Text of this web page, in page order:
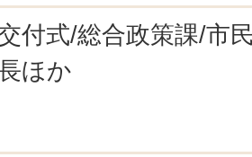
付式/総合政策課/市
ほか